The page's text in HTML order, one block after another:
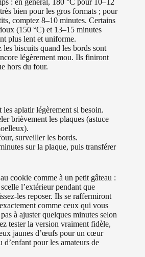
: en général, 180 °C pour 10–12
bien pour les gros formats ; pour
comptez 8–10 minutes. Certains
(150 °C) et 13–15 minutes
plus lent et uniforme.
les biscuits quand les bords sont
légèrement mou. Ils finiront
hors du four.
les aplatir légèrement si besoin.
brièvement les plaques (astuce
surveiller les bords.
sur la plaque, puis transférer
cookie comme à un petit gâteau :
l’extérieur pendant que
les reposer. Ils se raffermiront
comme ceux qui vous
à ajuster quelques minutes selon
tester la version vraiment fidèle,
jaunes d’œufs pour un cœur
pour les amateurs de